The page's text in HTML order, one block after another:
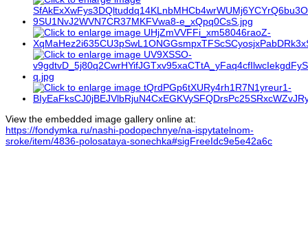
View the embedded image gallery online at:
https://fondymka.ru/nashi-podopechnye/na-ispytatelnom-
sroke/item/4836-polosataya-sonechka#sigFreeIdc9e5e42a6c